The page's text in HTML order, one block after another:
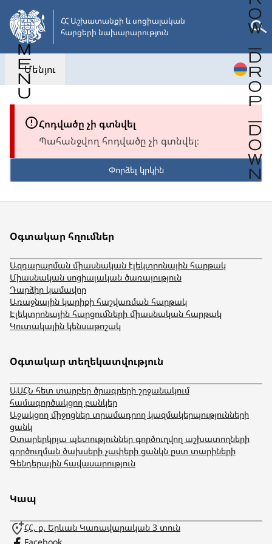
Անցնել
հիմնական
բովանդակությանը
ՀՀ Աշխատանքի և սոցիալական
հարցերի նախարարություն
Մենյու
Հոդվածը չի գտնվել
Պահանջվող հոդվածը չի գտնվել։
Փորձել կրկին
Օգտակար հղումներ
Ազդարարման միասնական էլեկտրոնային հարթակ
Միասնական սոցիալական ծառայություն
Դարձիր կամավոր
Առաջնային կարիքի հաշվառման հարթակ
Էլեկտրոնային հարցումների միասնական հարթակ
Կուտակային կենսաթոշակ
Օգտակար տեղեկատվություն
ԱՍՀՆ հետ տարբեր ծրագրերի շրջանակում
համագործակցող բանկեր
Աջակցող միջոցներ տրամադրող կազմակերպությունների
ցանկ
Օտարերկրյա պետություններ գործուղվող աշխատողների
գործուղման ծախսերի չափերի ցանկն ըստ տարիների
Գենդերային հավասարություն
Կապ
ՀՀ, ք. Երևան Կառավարական 3 տուն